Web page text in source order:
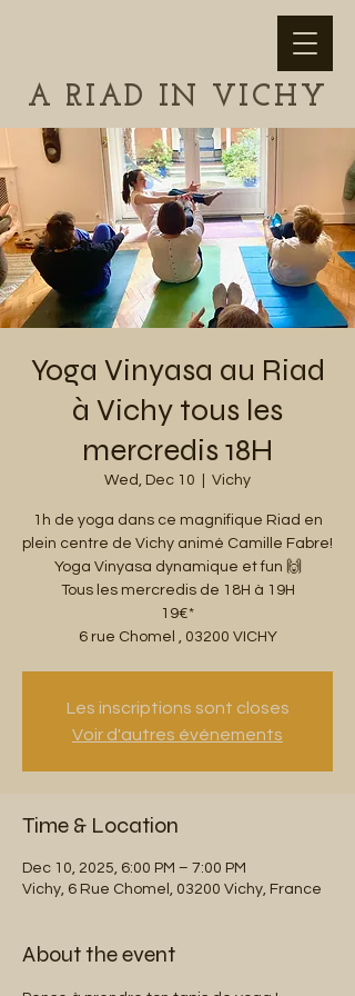
A RIAD IN VICHY
Yoga Vinyasa au Riad
à Vichy tous les
mercredis 18H
Wed, Dec 10 Vichy
1h de yoga dans ce magnifique Riad en
plein centre de Vichy animé Camille Fabre!
Yoga Vinyasa dynamique et fun 🙌
Tous les mercredis de 18H à 19H
19€*
6 rue Chomel , 03200 VICHY
Les inscriptions sont closes
Voir d'autres événements
Time & Location
Dec 10, 2025, 6:00 PM – 7:00 PM
Vichy, 6 Rue Chomel, 03200 Vichy, France
About the event